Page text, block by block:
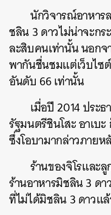
นักวิจารณ์อาหาร
ชลิน 3 ดาวไม่น่าจะก
ละสิบคนเท่านั้น นอก
พากันชื่นชมแต่เว็บไซ
อันดับ 66 เท่านั้น
เมื่อปี 2014 ประ
รัฐมนตรีชินโสะ อาเบ
ซึ่งโอบามากล่าวภาย
ร้านของจิโรและ
ร้านอาหารมิชลิน 3 ด
ที่ไม่ได้มิชลิน 3 ดาวแ
ค้นหา
SHARE